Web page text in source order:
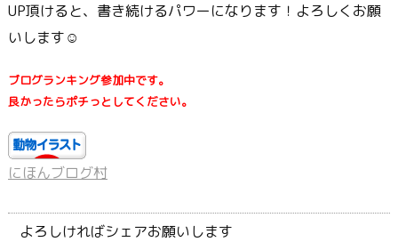
UP頂けると、書き続けるパワーになります！よろしくお願
いします☺
ブログランキング参加中です。
良かったらポチっとしてください。
にほんブログ村
よろしければシェアお願いします